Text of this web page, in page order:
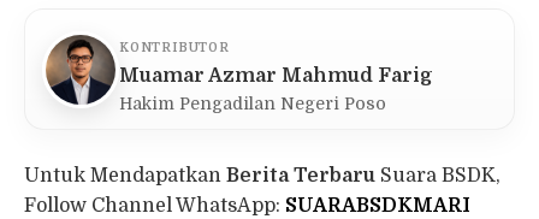
KONTRIBUTOR
Muamar Azmar Mahmud Farig
Hakim Pengadilan Negeri Poso
Untuk Mendapatkan Berita Terbaru Suara BSDK,
Follow Channel WhatsApp: SUARABSDKMARI